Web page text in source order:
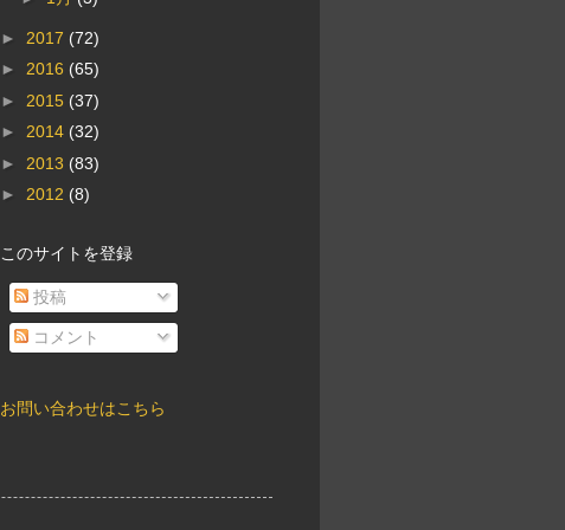
► 2017 (72)
► 2016 (65)
► 2015 (37)
► 2014 (32)
► 2013 (83)
► 2012 (8)
このサイトを登録
投稿
コメント
お問い合わせはこちら